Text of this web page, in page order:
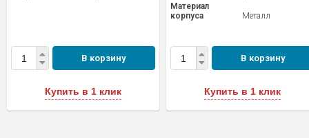
В корзину
Купить в 1 клик
Материал
корпуса
Металл
В корзину
Купить в 1 клик